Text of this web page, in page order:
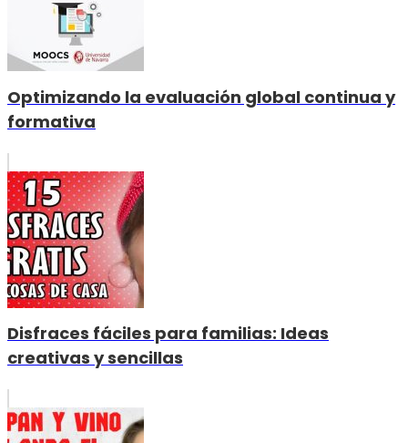
Optimizando la evaluación global continua y
formativa
Disfraces fáciles para familias: Ideas
creativas y sencillas